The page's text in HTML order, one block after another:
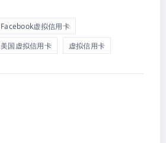
Facebook虚拟信用卡
美国虚拟信用卡 虚拟信用卡